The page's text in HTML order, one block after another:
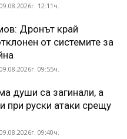
09.08.2026г. 12:11ч.
Дронът край
от системите за
09.08.2026г. 09:55ч.
души са загинали, а
при руски атаки срещу
09.08.2026г. 09:40ч.